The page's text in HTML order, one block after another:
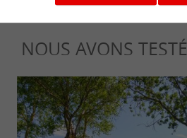
NOUS AVONS TESTÉ